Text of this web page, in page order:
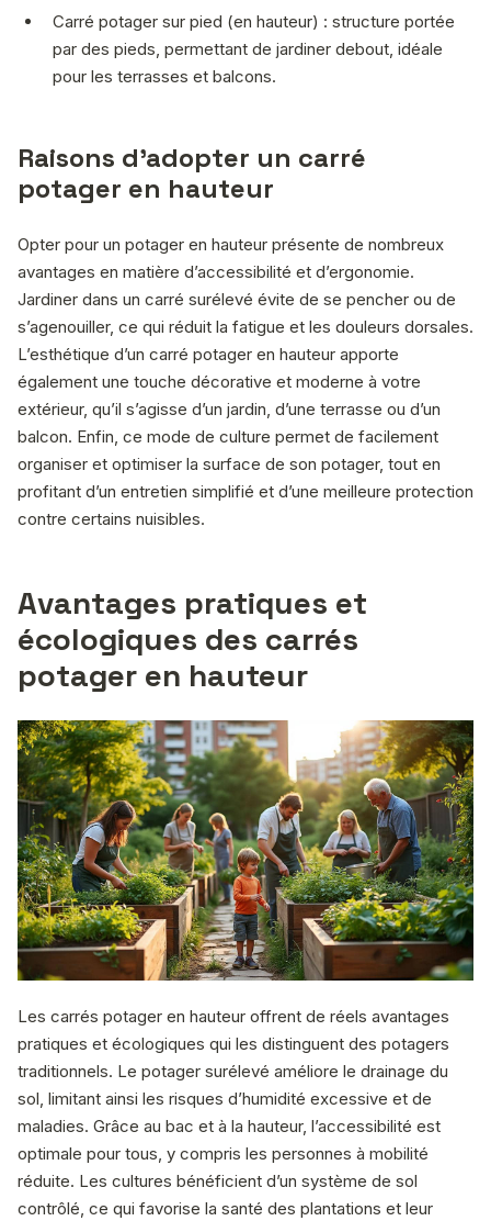
Carré potager sur pied (en hauteur) : structure portée
par des pieds, permettant de jardiner debout, idéale
pour les terrasses et balcons.
Raisons d’adopter un carré
potager en hauteur
Opter pour un potager en hauteur présente de nombreux
avantages en matière d’accessibilité et d’ergonomie.
Jardiner dans un carré surélevé évite de se pencher ou de
s’agenouiller, ce qui réduit la fatigue et les douleurs dorsales.
L’esthétique d’un carré potager en hauteur apporte
également une touche décorative et moderne à votre
extérieur, qu’il s’agisse d’un jardin, d’une terrasse ou d’un
balcon. Enfin, ce mode de culture permet de facilement
organiser et optimiser la surface de son potager, tout en
profitant d’un entretien simplifié et d’une meilleure protection
contre certains nuisibles.
Avantages pratiques et
écologiques des carrés
potager en hauteur
Les carrés potager en hauteur offrent de réels avantages
pratiques et écologiques qui les distinguent des potagers
traditionnels. Le potager surélevé améliore le drainage du
sol, limitant ainsi les risques d’humidité excessive et de
maladies. Grâce au bac et à la hauteur, l’accessibilité est
optimale pour tous, y compris les personnes à mobilité
réduite. Les cultures bénéficient d’un système de sol
contrôlé, ce qui favorise la santé des plantations et leur